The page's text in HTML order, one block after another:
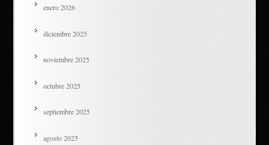
enero 2026
diciembre 2025
noviembre 2025
octubre 2025
septiembre 2025
agosto 2025